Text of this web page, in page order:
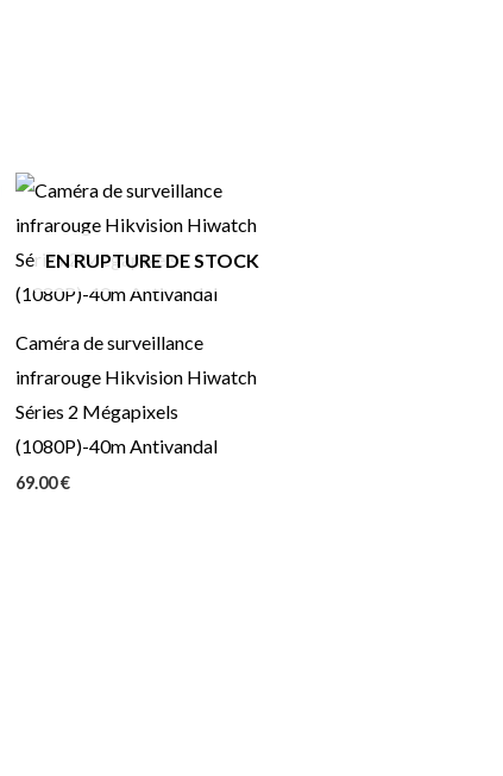
EN RUPTURE DE STOCK
Caméra de surveillance
infrarouge Hikvision Hiwatch
Séries 2 Mégapixels
(1080P)-40m Antivandal
69.00€